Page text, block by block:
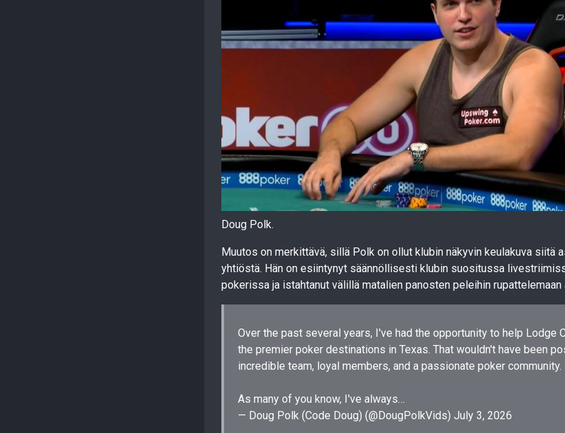
Doug Polk.
Muutos on merkittävä, sillä Polk on ollut klubin näkyvin keulakuva siitä
yhtiöstä. Hän on esiintynyt säännöllisesti klubin suositussa
pokerissa ja istahtanut välillä matalien panosten peleihin rupattelemaan
Over the past several years, I've had the opportunity to help Lodge
the premier poker destinations in Texas. That wouldn't have been
incredible team, loyal members, and a passionate poker community.
As many of you know, I've always…
— Doug Polk (Code Doug) (@DougPolkVids) July 3, 2026